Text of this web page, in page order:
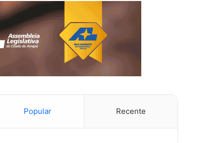
Popular Recente